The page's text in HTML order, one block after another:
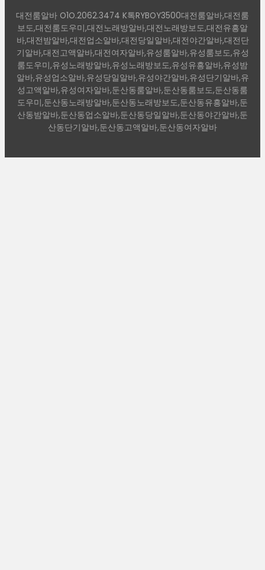
대전룸알바 O1O.2062.3474 K톡RYBOY3500대전룸알바,대전룸
보도,대전룸도우미,대전노래방알바,대전노래방보도,대전유흥알
바,대전밤알바,대전업소알바,대전당일알바,대전야간알바,대전단
기알바,대전고액알바,대전여자알바,유성룸알바,유성룸보도,유성
룸도우미,유성노래방알바,유성노래방보도,유성유흥알바,유성밤
알바,유성업소알바,유성당일알바,유성야간알바,유성단기알바,유
성고액알바,유성여자알바,둔산동룸알바,둔산동룸보도,둔산동룸
도우미,둔산동노래방알바,둔산동노래방보도,둔산동유흥알바,둔
산동밤알바,둔산동업소알바,둔산동당일알바,둔산동야간알바,둔
산동단기알바,둔산동고액알바,둔산동여자알바